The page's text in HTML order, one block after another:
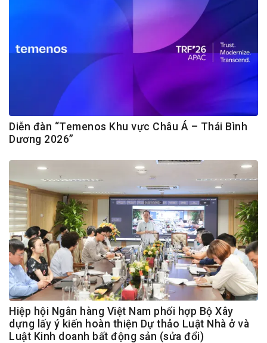
Diễn đàn “Temenos Khu vực Châu Á – Thái Bình
Dương 2026”
Hiệp hội Ngân hàng Việt Nam phối hợp Bộ Xây
dựng lấy ý kiến hoàn thiện Dự thảo Luật Nhà ở và
Luật Kinh doanh bất động sản (sửa đổi)